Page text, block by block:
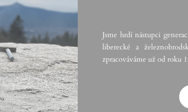
Jsme hrdí nástupci
liberecké a
zpracováváme už od roku